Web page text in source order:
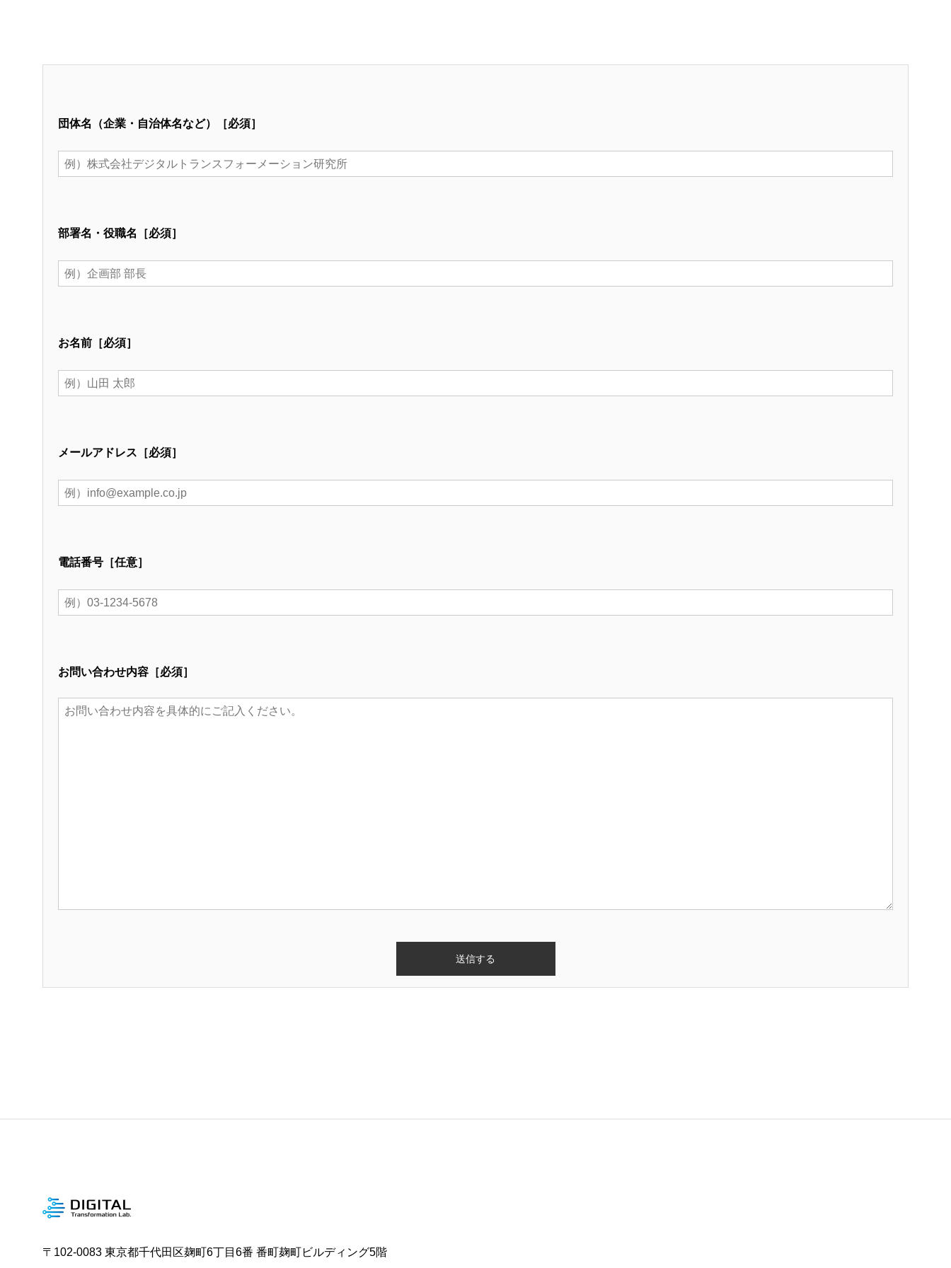
団体名（企業・自治体名など）［必須］
部署名・役職名［必須］
お名前［必須］
メールアドレス［必須］
電話番号［任意］
お問い合わせ内容［必須］
〒102-0083 東京都千代田区麹町6丁目6番 番町麹町ビルディング5階